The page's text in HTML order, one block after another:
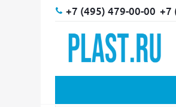
+7 (495) 479-00-00 +7